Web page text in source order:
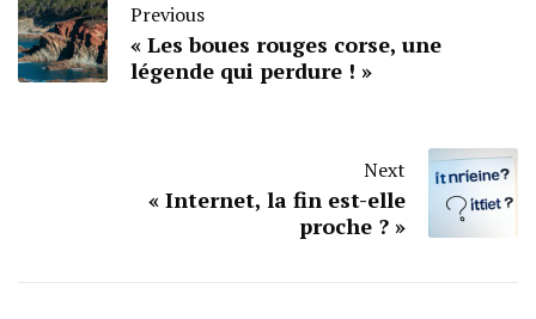
Previous
« Les boues rouges corse, une
légende qui perdure ! »
Next
« Internet, la fin est-elle
proche ? »